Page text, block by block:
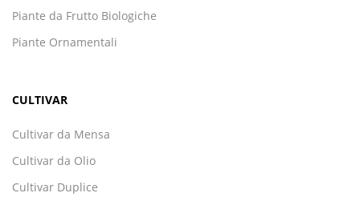
Piante da Frutto Biologiche
Piante Ornamentali
CULTIVAR
Cultivar da Mensa
Cultivar da Olio
Cultivar Duplice